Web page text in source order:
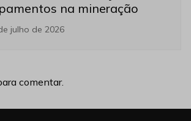
na mineração
julho de 2026
comentar.